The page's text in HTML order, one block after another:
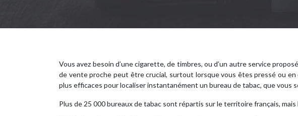
Vous avez besoin d’une cigarette, de timbres, ou d’un autre service
de vente proche peut être crucial, surtout lorsque vous êtes pressé ou
plus efficaces pour localiser instantanément un bureau de tabac, que vous
Plus de 25 000 bureaux de tabac sont répartis sur le territoire français,